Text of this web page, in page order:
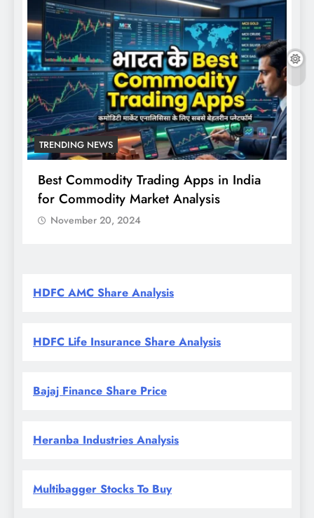
TRENDING NEWS
Best Commodity Trading Apps in India
for Commodity Market Analysis
November 20, 2024
HDFC AMC Share Analysis
HDFC Life Insurance Share Analysis
Bajaj Finance Share Price
Heranba Industries Analysis
Multibagger Stocks To Buy